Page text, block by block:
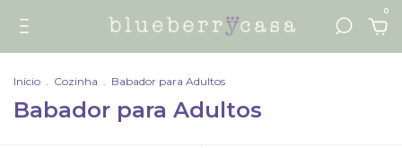
0
Início . Cozinha . Babador para Adultos
Babador para Adultos